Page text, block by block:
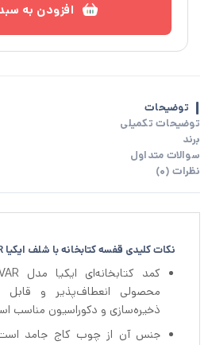
افزودن به
توضیحات
توضیحات تکمیلی
برند
سوالات متداول
نظرات (0)
نکات کلیدی قفسه کتابخانه با شلف ایکیا IVAR در یک نگاه
محصولی انعطاف‌پذیر و
ذخیره‌سازی و دکوراسیون مناسب
جنس آن از چوب کاج جامد است